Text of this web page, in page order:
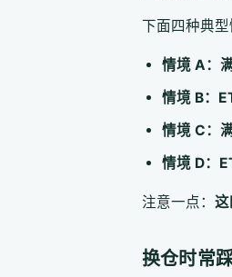
下面四种典型
情境 A：
情境 B：
情境 C：
情境 D：
注意一点：
换仓时常